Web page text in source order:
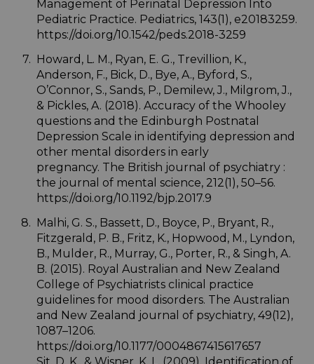
Management of Perinatal Depression Into
Pediatric Practice. Pediatrics, 143(1), e20183259.
https://doi.org/10.1542/peds.2018-3259
Howard, L. M., Ryan, E. G., Trevillion, K.,
Anderson, F., Bick, D., Bye, A., Byford, S.,
O’Connor, S., Sands, P., Demilew, J., Milgrom, J.,
& Pickles, A. (2018). Accuracy of the Whooley
questions and the Edinburgh Postnatal
Depression Scale in identifying depression and
other mental disorders in early
pregnancy. The British journal of psychiatry :
the journal of mental science, 212(1), 50–56.
https://doi.org/10.1192/bjp.2017.9
Malhi, G. S., Bassett, D., Boyce, P., Bryant, R.,
Fitzgerald, P. B., Fritz, K., Hopwood, M., Lyndon,
B., Mulder, R., Murray, G., Porter, R., & Singh, A.
B. (2015). Royal Australian and New Zealand
College of Psychiatrists clinical practice
guidelines for mood disorders. The Australian
and New Zealand journal of psychiatry, 49(12),
1087–1206.
https://doi.org/10.1177/0004867415617657